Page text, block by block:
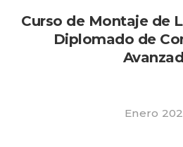
Curso de Montaje de
Diplomado de
Enero